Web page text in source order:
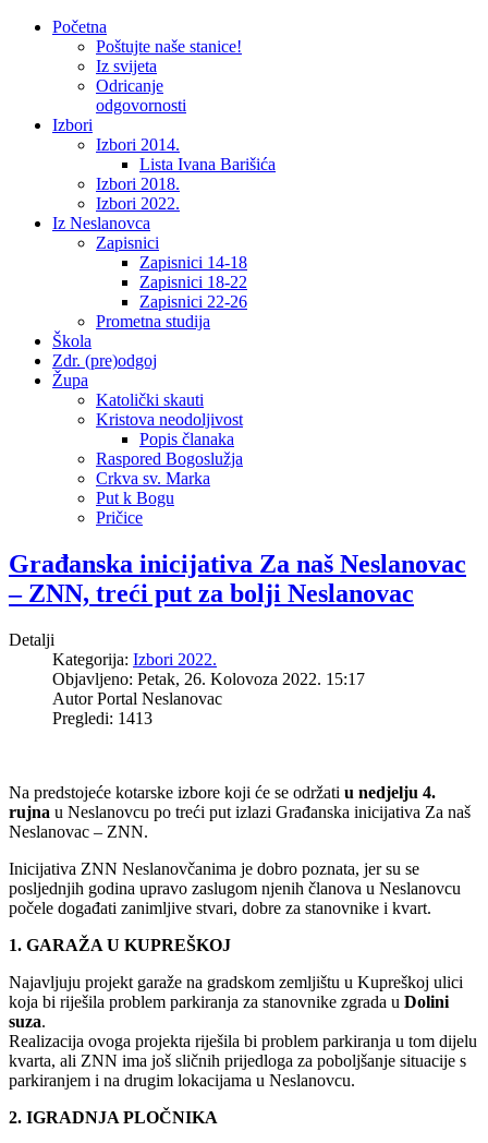
Početna
Poštujte naše stanice!
Iz svijeta
Odricanje
odgovornosti
Izbori
Izbori 2014.
Lista Ivana Barišića
Izbori 2018.
Izbori 2022.
Iz Neslanovca
Zapisnici
Zapisnici 14-18
Zapisnici 18-22
Zapisnici 22-26
Prometna studija
Škola
Zdr. (pre)odgoj
Župa
Katolički skauti
Kristova neodoljivost
Popis članaka
Raspored Bogoslužja
Crkva sv. Marka
Put k Bogu
Pričice
Građanska inicijativa Za naš Neslanovac
– ZNN, treći put za bolji Neslanovac
Detalji
Kategorija: Izbori 2022.
Objavljeno: Petak, 26. Kolovoza 2022. 15:17
AutorPortal Neslanovac
Pregledi: 1413
Na predstojeće kotarske izbore koji će se održati u nedjelju 4.
rujna u Neslanovcu po treći put izlazi Građanska inicijativa Za naš
Neslanovac – ZNN.
Inicijativa ZNN Neslanovčanima je dobro poznata, jer su se
posljednjih godina upravo zaslugom njenih članova u Neslanovcu
počele događati zanimljive stvari, dobre za stanovnike i kvart.
1. GARAŽA U KUPREŠKOJ
Najavljuju projekt garaže na gradskom zemljištu u Kupreškoj ulici
koja bi riješila problem parkiranja za stanovnike zgrada u Dolini
suza.
Realizacija ovoga projekta riješila bi problem parkiranja u tom dijelu
kvarta, ali ZNN ima još sličnih prijedloga za poboljšanje situacije s
parkiranjem i na drugim lokacijama u Neslanovcu.
2. IGRADNJA PLOČNIKA